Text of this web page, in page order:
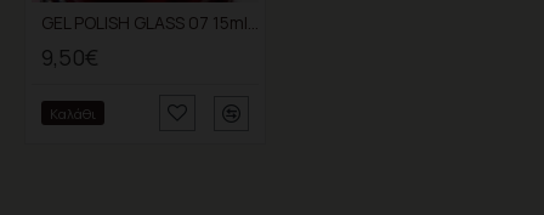
GEL POLISH GLASS 07 15ml (RED)
9,50€
Καλάθι